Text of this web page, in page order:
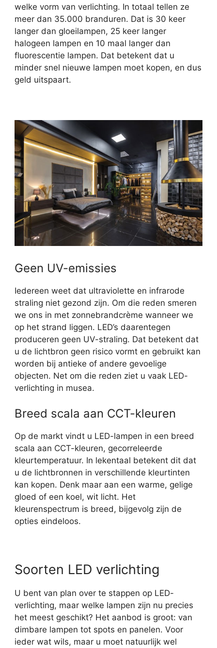
welke vorm van verlichting. In totaal tellen ze
meer dan 35.000 branduren. Dat is 30 keer
langer dan gloeilampen, 25 keer langer
halogeen lampen en 10 maal langer dan
fluorescentie lampen. Dat betekent dat u
minder snel nieuwe lampen moet kopen, en dus
geld uitspaart.
Geen UV-emissies
Iedereen weet dat ultraviolette en infrarode
straling niet gezond zijn. Om die reden smeren
we ons in met zonnebrandcrème wanneer we
op het strand liggen. LED’s daarentegen
produceren geen UV-straling. Dat betekent dat
u de lichtbron geen risico vormt en gebruikt kan
worden bij antieke of andere gevoelige
objecten. Net om die reden ziet u vaak LED-
verlichting in musea.
Breed scala aan CCT-kleuren
Op de markt vindt u LED-lampen in een breed
scala aan CCT-kleuren, gecorreleerde
kleurtemperatuur. In lekentaal betekent dit dat
u de lichtbronnen in verschillende kleurtinten
kan kopen. Denk maar aan een warme, gelige
gloed of een koel, wit licht. Het
kleurenspectrum is breed, bijgevolg zijn de
opties eindeloos.
Soorten LED verlichting
U bent van plan over te stappen op LED-
verlichting, maar welke lampen zijn nu precies
het meest geschikt? Het aanbod is groot: van
dimbare lampen tot spots en panelen. Voor
ieder wat wils, maar u moet natuurlijk wel